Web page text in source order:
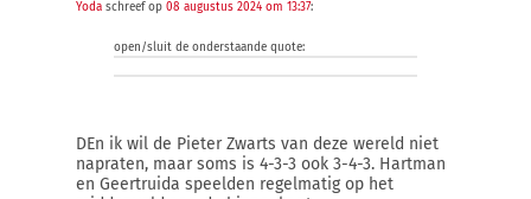
Yoda schreef op 08 augustus 2024 om 13:37:
open/sluit de onderstaande quote:
DEn ik wil de Pieter Zwarts van deze wereld niet
napraten, maar soms is 4-3-3 ook 3-4-3. Hartman
en Geertruida speelden regelmatig op het